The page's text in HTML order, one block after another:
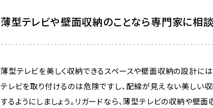
薄型テレビや壁面収納のことなら専門家に相談
薄型テレビを美しく収納できるスペースや壁面収納の設計に
テレビを取り付けるのは危険ですし、配線が見えない美しい
するようにしましょう。リガードなら、薄型テレビの収納や壁